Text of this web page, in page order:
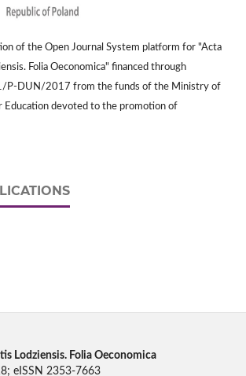
of the Open Journal System platform for "Acta
Folia Oeconomica" financed through
P-DUN/2017 from the funds of the Ministry of
Education devoted to the promotion of
Lodziensis. Folia Oeconomica
eISSN 2353-7663